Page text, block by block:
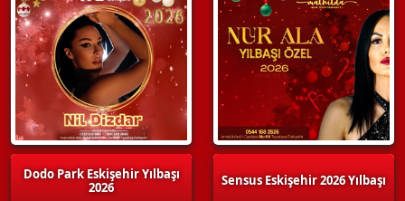
Dodo Park Eskişehir Yılbaşı
2026
Sensus Eskişehir 2026 Yılbaşı